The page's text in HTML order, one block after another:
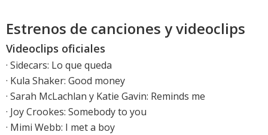
Estrenos de canciones y videoclips
Videoclips oficiales
· Sidecars: Lo que queda
· Kula Shaker: Good money
· Sarah McLachlan y Katie Gavin: Reminds me
· Joy Crookes: Somebody to you
· Mimi Webb: I met a boy